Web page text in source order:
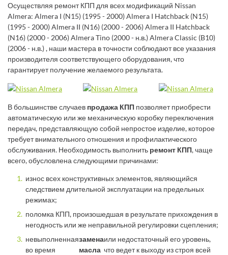
Осуществляя ремонт КПП для всех модификаций Nissan
Almera: Almera I (N15) (1995 - 2000) Almera I Hatchback (N15)
(1995 - 2000) Almera II (N16) (2000 - 2006) Almera II Hatchback
(N16) (2000 - 2006) Almera Tino (2000 - н.в.) Almera Classic (B10)
(2006 - н.в.) , наши мастера в точности соблюдают все указания
производителя соответствующего оборудования, что
гарантирует получение желаемого результата.
В большинстве случаев продажа КПП позволяет приобрести
автоматическую или же механическую коробку переключения
передач, представляющую собой непростое изделие, которое
требует внимательного отношения и профилактического
обслуживания. Необходимость выполнить ремонт КПП, чаще
всего, обусловлена следующими причинами:
износ всех конструктивных элементов, являющийся
следствием длительной эксплуатации на предельных
режимах;
поломка КПП, произошедшая в результате прихождения в
негодность или же неправильной регулировки сцепления;
невыполненная
во время
замена
масла
или недостаточный его уровень,
что ведет к выходу из строя всей